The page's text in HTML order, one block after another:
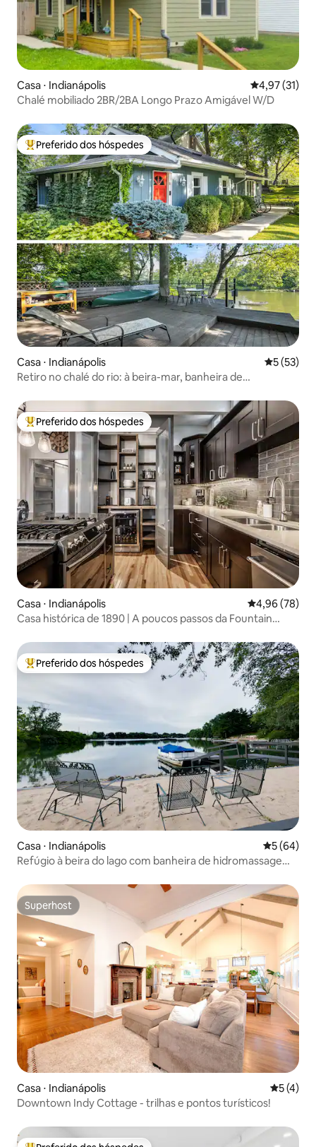
Casa ⋅ Indianápolis 4,97 de uma
4,97 (31)
Chalé mobiliado 2BR/2BA Longo Prazo Amigável W/D
Entre os melhores preferidos dos hóspedes
Preferido dos hóspedes
Casa ⋅ Indianápolis 5 de uma
5 (53)
Retiro no chalé do rio: à beira-mar, banheira de
Entre os melhores preferidos dos hóspedes
Preferido dos hóspedes
Casa ⋅ Indianápolis 4,96 de uma
4,96 (78)
Casa histórica de 1890 | A poucos passos da Fountain
Entre os melhores preferidos dos hóspedes
Preferido dos hóspedes
Casa ⋅ Indianápolis 5 de uma
5 (64)
Refúgio à beira do lago com banheira de hidromassagem
Superhost
Superhost
Casa ⋅ Indianápolis 5 de
5 (4)
Downtown Indy Cottage - trilhas e pontos turísticos!